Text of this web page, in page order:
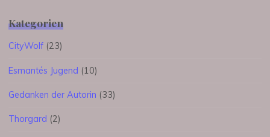
Kategorien
CityWolf (23)
Esmantés Jugend (10)
Gedanken der Autorin (33)
Thorgard (2)